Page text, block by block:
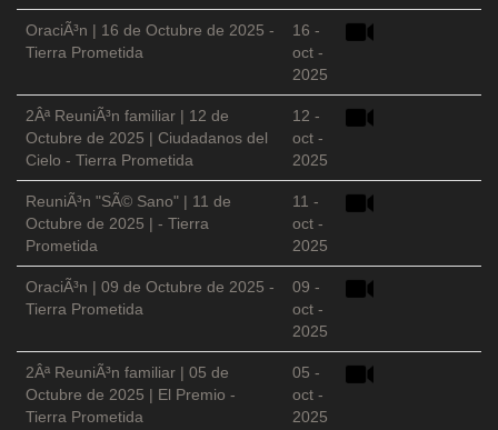
OraciÃ³n | 16 de Octubre de 2025 -
Tierra Prometida
16 -
oct -
2025
2Âª ReuniÃ³n familiar | 12 de
Octubre de 2025 | Ciudadanos del
Cielo - Tierra Prometida
12 -
oct -
2025
ReuniÃ³n "SÃ© Sano" | 11 de
Octubre de 2025 | - Tierra
Prometida
11 -
oct -
2025
OraciÃ³n | 09 de Octubre de 2025 -
Tierra Prometida
09 -
oct -
2025
2Âª ReuniÃ³n familiar | 05 de
Octubre de 2025 | El Premio -
Tierra Prometida
05 -
oct -
2025